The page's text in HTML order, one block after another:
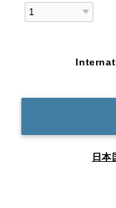
日本